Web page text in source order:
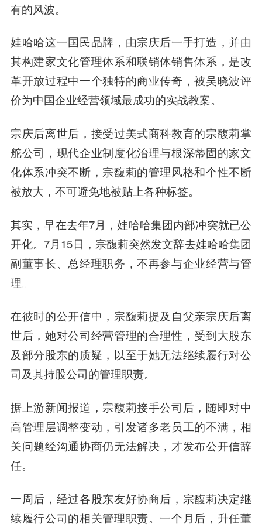
有的风波。
娃哈哈这一国民品牌，由宗庆后一手打造，并由
其构建家文化管理体系和联销体销售体系，是改
革开放过程中一个独特的商业传奇，被吴晓波评
价为中国企业经营领域最成功的实战教案。
宗庆后离世后，接受过美式商科教育的宗馥莉掌
舵公司，现代企业制度化治理与根深蒂固的家文
化体系冲突不断，宗馥莉的管理风格和个性不断
被放大，不可避免地被贴上各种标签。
其实，早在去年7月，娃哈哈集团内部冲突就已公
开化。7月15日，宗馥莉突然发文辞去娃哈哈集团
副董事长、总经理职务，不再参与企业经营与管
理。
在彼时的公开信中，宗馥莉提及自父亲宗庆后离
世后，她对公司经营管理的合理性，受到大股东
及部分股东的质疑，以至于她无法继续履行对公
司及其持股公司的管理职责。
据上游新闻报道，宗馥莉接手公司后，随即对中
高管理层调整变动，引发诸多老员工的不满，相
关问题经沟通协商仍无法解决，才发布公开信辞
任。
一周后，经过各股东友好协商后，宗馥莉决定继
续履行公司的相关管理职责。一个月后，升任董